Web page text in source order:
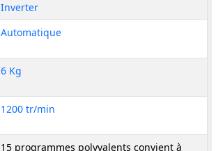
Inverter
Automatique
6 Kg
1200 tr/min
15 programmes polyvalents convient à